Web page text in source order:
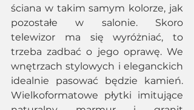
ściana w takim samym kolorze, jak
pozostałe w salonie. Skoro
telewizor ma się wyróżniać, to
trzeba zadbać o jego oprawę. We
wnętrzach stylowych i eleganckich
idealnie pasować będzie kamień.
Wielkoformatowe płytki imitujące